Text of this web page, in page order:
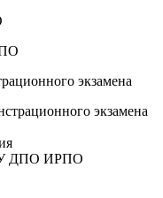
экзамена
экзамена
ДПО ИРПО